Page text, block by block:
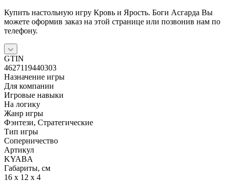
Купить настольную игру Кровь и Ярость. Боги Асгарда Вы
можете оформив заказ на этой странице или позвонив нам по
телефону.
GTIN
4627119440303
Назначение игры
Для компании
Игровые навыки
На логику
Жанр игры
Фэнтези, Стратегические
Тип игры
Соперничество
Артикул
KYABA
Габариты, см
16 x 12 x 4